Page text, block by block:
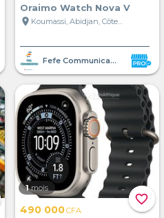
Oraimo Watch Nova V
location_on
Koumassi, Abidjan, Côte d'Ivoire
Fefe Communication
favorite_border
1 mois
490 000CFA